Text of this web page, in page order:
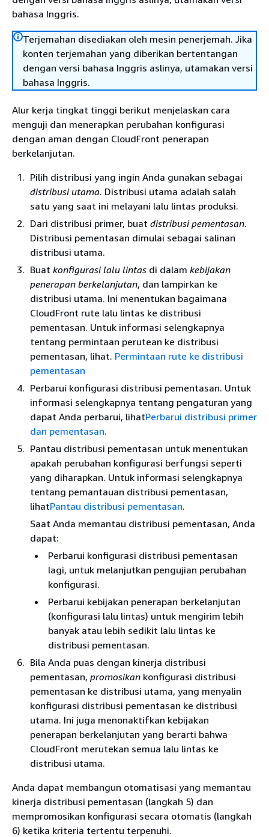
bahasa Inggris.
Terjemahan disediakan oleh mesin penerjemah. Jika
konten terjemahan yang diberikan bertentangan
dengan versi bahasa Inggris aslinya, utamakan versi
bahasa Inggris.
Alur kerja tingkat tinggi berikut menjelaskan cara
menguji dan menerapkan perubahan konfigurasi
dengan aman dengan CloudFront penerapan
berkelanjutan.
Pilih distribusi yang ingin Anda gunakan sebagai
distribusi utama. Distribusi utama adalah salah
satu yang saat ini melayani lalu lintas produksi.
Dari distribusi primer, buat distribusi pementasan.
Distribusi pementasan dimulai sebagai salinan
distribusi utama.
Buat konfigurasi lalu lintas di dalam kebijakan
penerapan berkelanjutan, dan lampirkan ke
distribusi utama. Ini menentukan bagaimana
CloudFront rute lalu lintas ke distribusi
pementasan. Untuk informasi selengkapnya
tentang permintaan perutean ke distribusi
pementasan, lihat. Permintaan rute ke distribusi
pementasan
Perbarui konfigurasi distribusi pementasan. Untuk
informasi selengkapnya tentang pengaturan yang
dapat Anda perbarui, lihatPerbarui distribusi primer
dan pementasan.
Pantau distribusi pementasan untuk menentukan
apakah perubahan konfigurasi berfungsi seperti
yang diharapkan. Untuk informasi selengkapnya
tentang pemantauan distribusi pementasan,
lihatPantau distribusi pementasan.
Saat Anda memantau distribusi pementasan, Anda
dapat:
Perbarui konfigurasi distribusi pementasan
lagi, untuk melanjutkan pengujian perubahan
konfigurasi.
Perbarui kebijakan penerapan berkelanjutan
(konfigurasi lalu lintas) untuk mengirim lebih
banyak atau lebih sedikit lalu lintas ke
distribusi pementasan.
Bila Anda puas dengan kinerja distribusi
pementasan, promosikan konfigurasi distribusi
pementasan ke distribusi utama, yang menyalin
konfigurasi distribusi pementasan ke distribusi
utama. Ini juga menonaktifkan kebijakan
penerapan berkelanjutan yang berarti bahwa
CloudFront merutekan semua lalu lintas ke
distribusi utama.
Anda dapat membangun otomatisasi yang memantau
kinerja distribusi pementasan (langkah 5) dan
mempromosikan konfigurasi secara otomatis (langkah
6) ketika kriteria tertentu terpenuhi.